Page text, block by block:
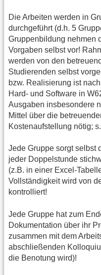
Die Arbeiten werden in
durchgeführt (d.h. 5
Gruppenbildung nehmen
Vorgaben selbst vor!
werden von den
Studierenden selbst
bzw. Realisierung ist
Hard- und Software in
Ausgaben insbesondere
Mittel über die
Kostenaufstellung nötig;
Jede Gruppe sorgt selbst
jeder Doppelstunde
(z.B. in einer Excel-
Vollständigkeit wird von
kontrolliert!
Jede Gruppe hat zum
Dokumentation über ihr
zusammen mit dem
abschließenden
die Benotung wird)!